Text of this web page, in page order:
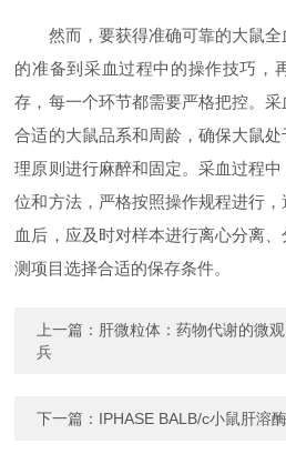
然而，要获得准确可靠的大鼠全
的准备到采血过程中的操作技巧，
存，每一个环节都需要严格把控。
合适的大鼠品系和周龄，确保大鼠
理原则进行麻醉和固定。采血过程
位和方法，严格按照操作规程进行
血后，应及时对样本进行离心分离
测项目选择合适的保存条件。
上一篇： 肝微粒体：药物代谢的微
兵
下一篇： IPHASE BALB/c小鼠肝溶